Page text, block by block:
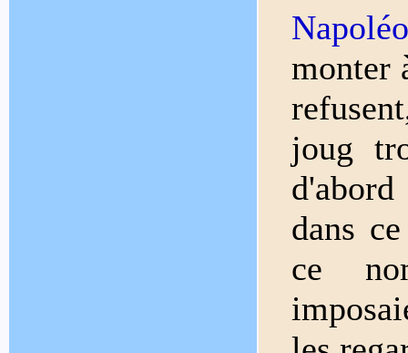
monter
joug
dans
ce